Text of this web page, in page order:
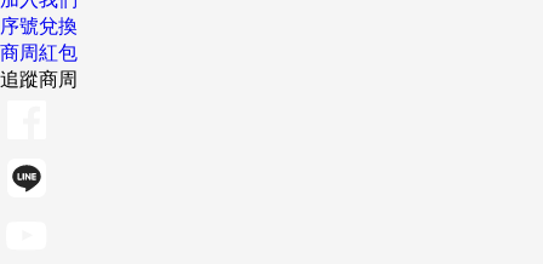
序號兌換
商周紅包
追蹤商周